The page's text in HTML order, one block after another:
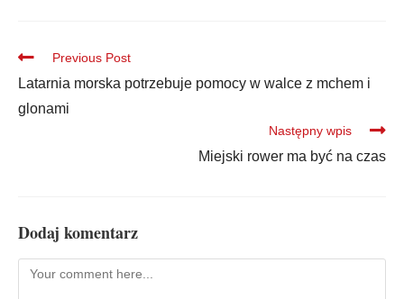
Previous Post
Latarnia morska potrzebuje pomocy w walce z mchem i
glonami
Następny wpis
Miejski rower ma być na czas
Dodaj komentarz